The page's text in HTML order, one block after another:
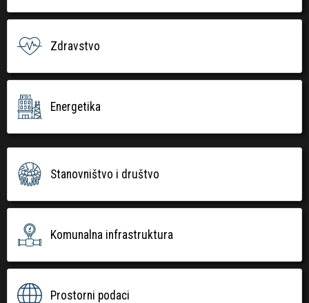
Zdravstvo
Energetika
Stanovništvo i društvo
Komunalna infrastruktura
Prostorni podaci